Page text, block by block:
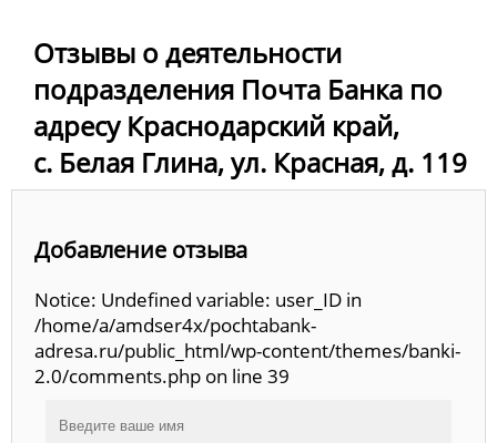
Отзывы о деятельности
подразделения Почта Банка по
адресу Краснодарский край,
с. Белая Глина, ул. Красная, д. 119
Добавление отзыва
Notice: Undefined variable: user_ID in
/home/a/amdser4x/pochtabank-
adresa.ru/public_html/wp-content/themes/banki-
2.0/comments.php on line 39